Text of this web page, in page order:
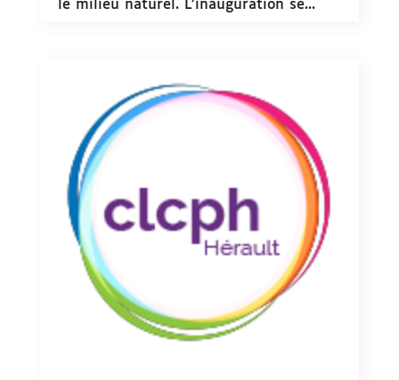
le milieu naturel. L’inauguration se...